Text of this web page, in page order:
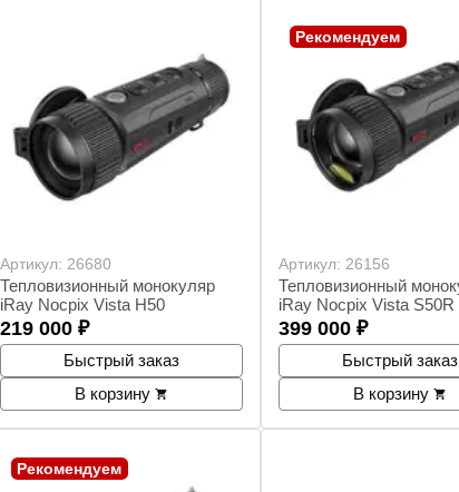
Артикул: 26680
Тепловизионный монокуляр
iRay Nocpix Vista H50
219 000 ₽
Быстрый заказ
В корзину
Рекомендуем
Артикул: 26156
Тепловизионный
iRay Nocpix Vista S50R
399 000 ₽
Быстрый заказ
В корзину
Рекомендуем